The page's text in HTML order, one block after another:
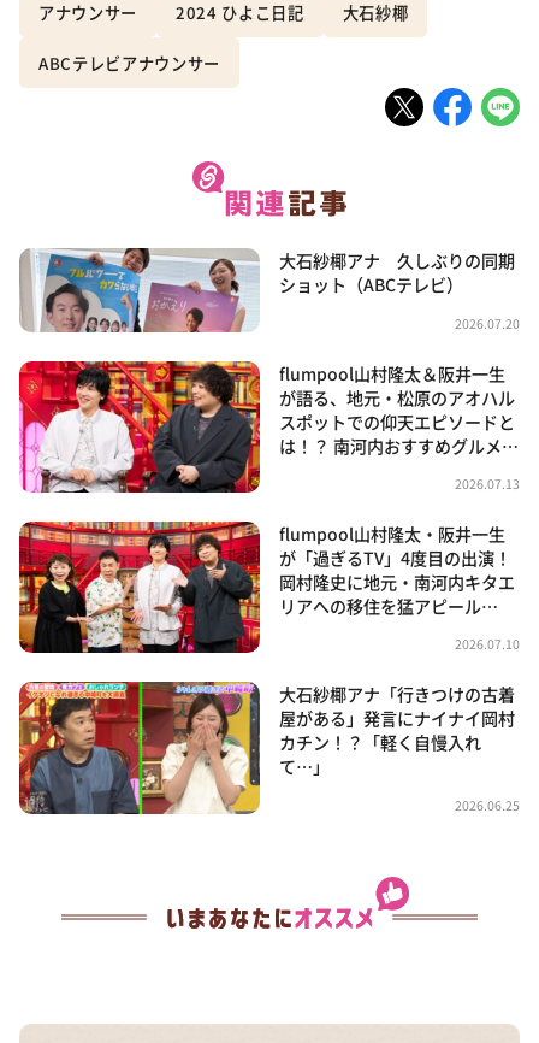
アナウンサー 2024 ひよこ日記 大石紗椰
ABCテレビアナウンサー
大石紗椰アナ 久しぶりの同期
ショット（ABCテレビ）
2026.07.20
flumpool山村隆太＆阪井一生
が語る、地元・松原のアオハル
スポットでの仰天エピソードと
は！？ 南河内おすすめグルメ…
2026.07.13
flumpool山村隆太・阪井一生
が「過ぎるTV」4度目の出演！
岡村隆史に地元・南河内キタエ
リアへの移住を猛アピール…
2026.07.10
大石紗椰アナ「行きつけの古着
屋がある」発言にナイナイ岡村
カチン！？「軽く自慢入れ
て…」
2026.06.25